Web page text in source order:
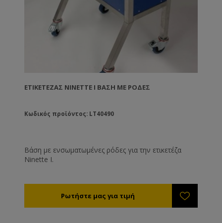
ΕΤΙΚΕΤΈΖΑΣ NINETTE I ΒΆΣΗ ΜΕ ΡΌΔΕΣ
Κωδικός προϊόντος: LT40490
Βάση με ενσωματωμένες ρόδες για την ετικετέζα
Ninette I.